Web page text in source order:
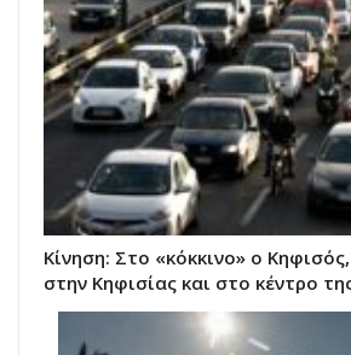
Κίνηση: Στο «κόκκινο» ο
στην Κηφισίας και στο κέντρο